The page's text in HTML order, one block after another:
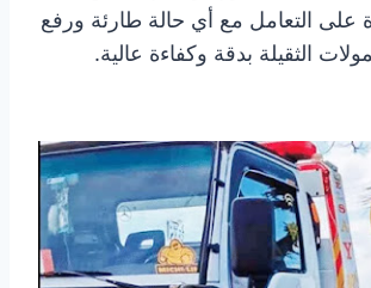
على التعامل مع أي حالة طارئة ورفع
الثقيلة بدقة وكفاءة عالية.